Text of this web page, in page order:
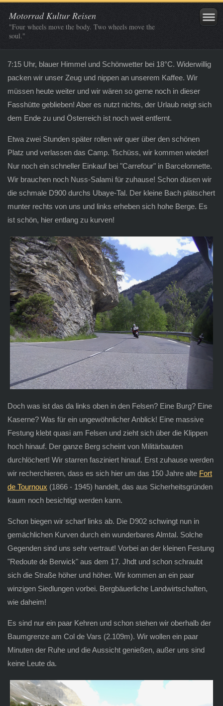
Motorrad Kultur Reisen
"Four wheels move the body. Two wheels move the
soul."
7:15 Uhr, blauer Himmel und Schönwetter bei 18°C. Widerwillig
packen wir unser Zeug und nippen an unserem Kaffee. Wir
müssen heute weiter und wir wären so gerne noch in dieser
Fasshütte geblieben! Aber es nutzt nichts, der Urlaub neigt sich
dem Ende zu und Österreich ist noch weit entfernt.
Etwa zwei Stunden später rollen wir quer über den schönen
Platz und verlassen das Camp. Tschüss, wir kommen wieder!
Nur noch ein schneller Einkauf bei "Carrefour" in Barcelonnette.
Wir brauchen noch Nuss-Salami für zuhause! Schon düsen wir
die schmale D900 durchs Ubaye-Tal. Der kleine Bach plätschert
munter rechts von uns und links erheben sich hohe Berge. Es
ist schön, hier entlang zu kurven!
Doch was ist das da links oben in den Felsen? Eine Burg? Eine
Kaserne? Was für ein ungewöhnlicher Anblick! Eine massive
Festung klebt quasi am Felsen und zieht sich über die Klippen
hoch hinauf. Der ganze Berg scheint von Militärbauten
durchlöchert! Wir starren fasziniert hinauf. Erst zuhause werden
wir recherchieren, dass es sich hier um das 150 Jahre alte Fort
de Tournoux (1866 - 1945) handelt, das aus Sicherheitsgründen
kaum noch besichtigt werden kann.
Schon biegen wir scharf links ab. Die D902 schwingt nun in
gemächlichen Kurven durch ein wunderbares Almtal. Solche
Gegenden sind uns sehr vertraut! Vorbei an der kleinen Festung
"Redoute de Berwick" aus dem 17. Jhdt und schon schraubt
sich die Straße höher und höher. Wir kommen an ein paar
winzigen Siedlungen vorbei. Bergbäuerliche Landwirtschaften,
wie daheim!
Es sind nur ein paar Kehren und schon stehen wir oberhalb der
Baumgrenze am Col de Vars (2.109m). Wir wollen ein paar
Minuten der Ruhe und die Aussicht genießen, außer uns sind
keine Leute da.